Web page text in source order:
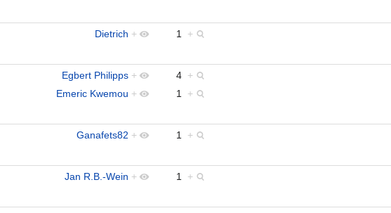
Dietrich + 1 +
Egbert Philipps + 4 +
Emeric Kwemou + 1 +
Ganafets82 + 1 +
Jan R.B.-Wein + 1 +